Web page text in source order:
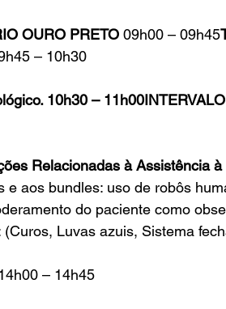
OURO PRETO 09h00 – 09h45
– 10h30
10h30 – 11h00INTERVALO
Relacionadas à Assistência
aos bundles: uso de robôs
do paciente como
Luvas azuis, Sistema
– 14h45